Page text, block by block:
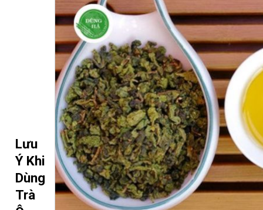
Lưu
Ý Khi
Dùng
Trà